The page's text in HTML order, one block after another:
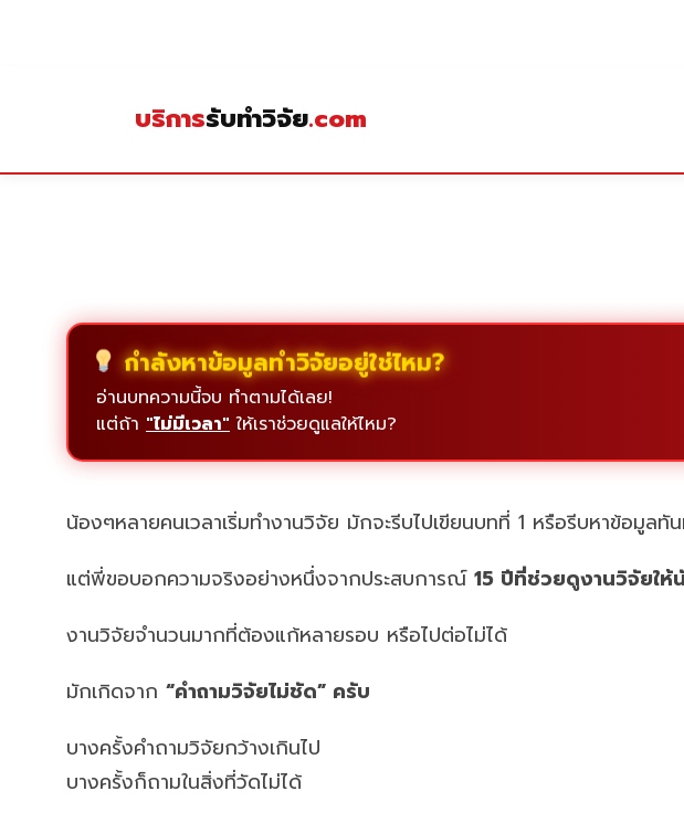
บริการรับทำวิจัย.com
กำลังหาข้อมูลทำวิจัยอยู่ใช่ไหม?
อ่านบทความนี้จบ ทำตามได้เลย!
แต่ถ้า "ไม่มีเวลา" ให้เราช่วยดูแลให้ไหม?
น้องๆหลายคนเวลาเริ่มทำงานวิจัย มักจะรีบไปเขียนบทที่ 1 หรือรีบหาข้อมูลทั
แต่พี่ขอบอกความจริงอย่างหนึ่งจากประสบการณ์ 15 ปีที่ช่วยดูงานวิจัยให้
งานวิจัยจำนวนมากที่ต้องแก้หลายรอบ หรือไปต่อไม่ได้
มักเกิดจาก “คำถามวิจัยไม่ชัด” ครับ
บางครั้งคำถามวิจัยกว้างเกินไป
บางครั้งก็ถามในสิ่งที่วัดไม่ได้